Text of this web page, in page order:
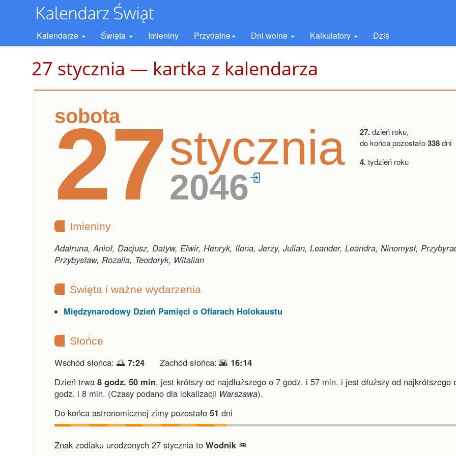
Kalendarze Święta Imieniny Przydatne Dni wolne Kalkulatory Dziś
27 stycznia — kartka z kalendarza
sobota
27stycznia
2046
27.dzień roku,
do końca pozostało338dni
4.tydzień roku
Imieniny
Adalruna, Anioł, Dacjusz, Datyw, Elwir, Henryk, Ilona, Jerzy, Julian, Leander, Leandra, Ninomysł,
Przybysław, Rozalia, Teodoryk, Witalian
Święta i ważne wydarzenia
Międzynarodowy Dzień Pamięci o Ofiarach Holokaustu
Słońce
Wschód słońca: 🌅 7:24 Zachód słońca: 🌇 16:14
Dzień trwa 8 godz. 50 min, jest krótszy od najdłuższego o 7 godz. i 57 min. i jest dłuższy od najkrótszego
godz. i 8 min. (Czasy podano dla lokalizacji Warszawa).
Do końca astronomicznej zimy pozostało 51 dni
Znak zodiaku urodzonych 27 stycznia to Wodnik ♒︎